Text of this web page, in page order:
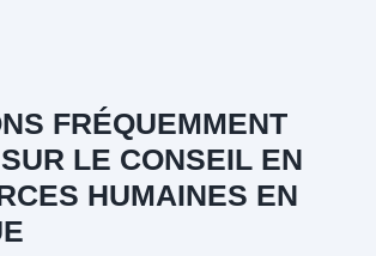
FRÉQUEMMENT
LE CONSEIL EN
HUMAINES EN